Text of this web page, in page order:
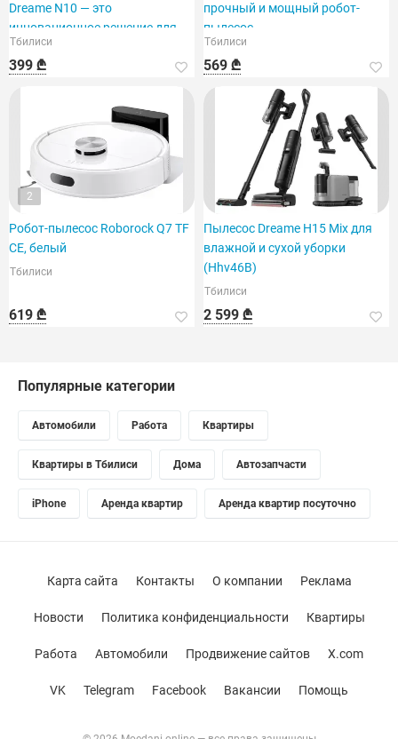
Dreame N10 — это
инновационное решение для
удаления пятен в домашних
условиях.
Тбилиси
399 ₾
прочный и мощный робот-
пылесос.
Тбилиси
569 ₾
2
Робот-пылесос Roborock Q7 TF
CE, белый
Тбилиси
619 ₾
Пылесос Dreame H15 Mix для
влажной и сухой уборки
(Hhv46B)
Тбилиси
2 599 ₾
Популярные категории
Автомобили Работа Квартиры
Квартиры в Тбилиси Дома Автозапчасти
iPhone Аренда квартир Аренда квартир посуточно
Карта сайта Контакты О компании Реклама
Новости Политика конфиденциальности Квартиры
Работа Автомобили Продвижение сайтов X.com
VK Telegram Facebook Вакансии Помощь